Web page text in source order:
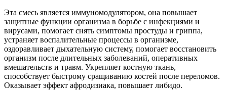
Эта смесь является иммуномодулятором, она повышает
защитные функции организма в борьбе с инфекциями и
вирусами, помогает снять симптомы простуды и гриппа,
устраняет воспалительные процессы в организме,
оздоравливает дыхательную систему, помогает восстановить
организм после длительных заболеваний, оперативных
вмешательств и травм. Укрепляет костную ткань,
способствует быстрому сращиванию костей после переломов.
Оказывает эффект афродизиака, повышает либидо.